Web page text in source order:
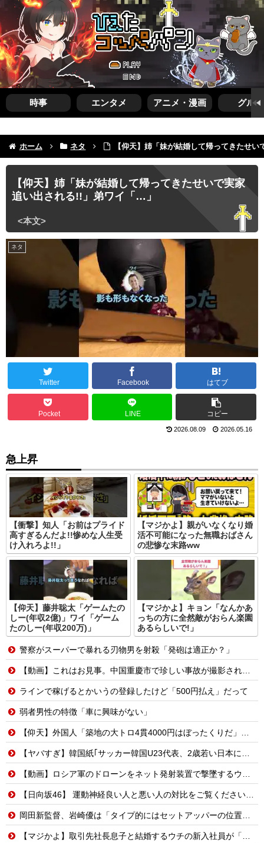
時事 エンタメ アニメ・漫画 グルメ
ホーム ネタ 【仰天】姉「妹が結婚して帰ってきたせ
【仰天】姉「妹が結婚して帰ってきたせいで実家
追い出される!!」弟ワイ「…」
ネタ
Twitter Facebook はてブ
Pocket LINE コピー
2026.08.09 2026.05.16
急上昇
【衝撃】知人「お前はプライド
高すぎるんだよ!!惨めな人生受
け入れろよ!!」
【マジかよ】親がいなくなり婚
活不可能になった無職おばさん
の悲惨な末路ww
【仰天】藤井聡太「ゲームたの
しー(年収2億)」ワイ「ゲーム
たのしー(年収200万)」
【マジかよ】キョン「なんかあ
っちの方に全然敵がおらん楽園
あるらしいで!」
警察がスーパーで暴れる刃物男を射殺「発砲は適正か？」
【動画】これはお見事。中国重慶市で珍しい事故が撮影される。
ラインで稼げるとかいうの登録したけど「500円払え」だって
弱者男性の特徴「車に興味がない」
【仰天】外国人「築地の大トロ4貫4000円はぼったくりだ」→日本人の反応が真っ二つに
【ヤバすぎ】韓国紙｢サッカー韓国U23代表、2歳若い日本に負けると歴史的屈辱｣
【動画】ロシア軍のドローンをネット発射装置で撃墜するウクライナ。
【日向坂46】 運動神経良い人と悪い人の対比をご覧ください…
岡田新監督、岩崎優は「タイプ的にはセットアッパーの位置が一番合うてる」←おーん
【マジかよ】取引先社長息子と結婚するウチの新入社員が「結婚も契約も中止になりました…」→俺「こっちもグループ全社の取引中止しよう」